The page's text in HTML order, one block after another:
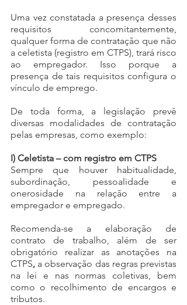
Uma vez constatada a presença desses
requisitos concomitantemente,
qualquer forma de contratação que não
a celetista (registro em CTPS), trará risco
ao empregador. Isso porque a
presença de tais requisitos configura o
vínculo de emprego.
De toda forma, a legislação prevê
diversas modalidades de contratação
pelas empresas, como exemplo:
I) Celetista – com registro em CTPS
Sempre que houver habitualidade,
subordinação, pessoalidade e
onerosidade na relação entre a
empregador e empregado.
Recomenda-se a elaboração de
contrato de trabalho, além de ser
obrigatório realizar as anotações na
CTPS, a observação das regras previstas
na lei e nas normas coletivas, bem
como o recolhimento de encargos e
tributos.